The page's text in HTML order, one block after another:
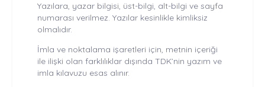
Yazılara, yazar bilgisi, üst-bilgi, alt-bilgi ve sayfa
numarası verilmez. Yazılar kesinlikle kimliksiz
olmalıdır.
İmla ve noktalama işaretleri için, metnin içeriği
ile ilişki olan farklılıklar dışında TDK’nin yazım ve
imla kılavuzu esas alınır.